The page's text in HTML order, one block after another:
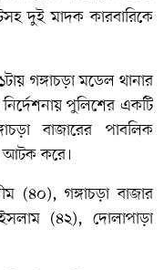
দুই মাদক কারবারিকে
গঙ্গাচড়া মডেল থানার
পুলিশের একটি
বাজারের পাবলিক
আটক করে।
(৪০), গঙ্গাচড়া বাজার
(৪২), দোলাপাড়া